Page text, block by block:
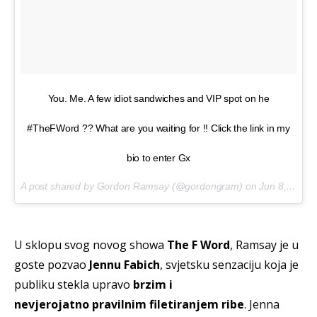
You. Me. A few idiot sandwiches and VIP spot on he
#TheFWord ?? What are you waiting for !! Click the link in my
bio to enter Gx
A post shared by Gordon Ramsay (@gordongram) onJun 8, 2017 at 10:54am PDT
U sklopu svog novog showa The F Word, Ramsay je u
goste pozvao Jennu Fabich, svjetsku senzaciju koja je
publiku stekla upravo brzim i
nevjerojatno pravilnim filetiranjem ribe. Jenna